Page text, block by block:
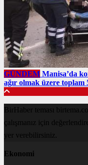
GÜNDEM Manisa’da
ağır olmak üzere toplam
BirHaber teması
çalışmanız için
yer verebilirsiniz.
Ekonomi